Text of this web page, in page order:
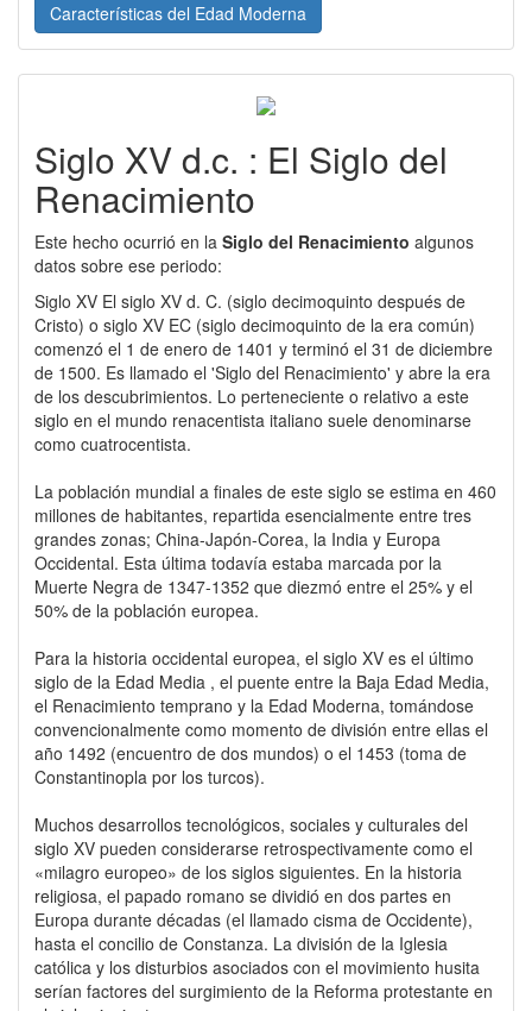
Características del Edad Moderna
Siglo XV d.c. : El Siglo del
Renacimiento
Este hecho ocurrió en la Siglo del Renacimiento algunos
datos sobre ese periodo:
Siglo XV El siglo XV d. C. (siglo decimoquinto después de
Cristo) o siglo XV EC (siglo decimoquinto de la era común)
comenzó el 1 de enero de 1401 y terminó el 31 de diciembre
de 1500. Es llamado el 'Siglo del Renacimiento' y abre la era
de los descubrimientos. Lo perteneciente o relativo a este
siglo en el mundo renacentista italiano suele denominarse
como cuatrocentista.
La población mundial a finales de este siglo se estima en 460
millones de habitantes, repartida esencialmente entre tres
grandes zonas; China-Japón-Corea, la India y Europa
Occidental. Esta última todavía estaba marcada por la
Muerte Negra de 1347-1352 que diezmó entre el 25% y el
50% de la población europea.
Para la historia occidental europea, el siglo XV es el último
siglo de la Edad Media , el puente entre la Baja Edad Media,
el Renacimiento temprano y la Edad Moderna, tomándose
convencionalmente como momento de división entre ellas el
año 1492 (encuentro de dos mundos) o el 1453 (toma de
Constantinopla por los turcos).
Muchos desarrollos tecnológicos, sociales y culturales del
siglo XV pueden considerarse retrospectivamente como el
«milagro europeo» de los siglos siguientes. En la historia
religiosa, el papado romano se dividió en dos partes en
Europa durante décadas (el llamado cisma de Occidente),
hasta el concilio de Constanza. La división de la Iglesia
católica y los disturbios asociados con el movimiento husita
serían factores del surgimiento de la Reforma protestante en